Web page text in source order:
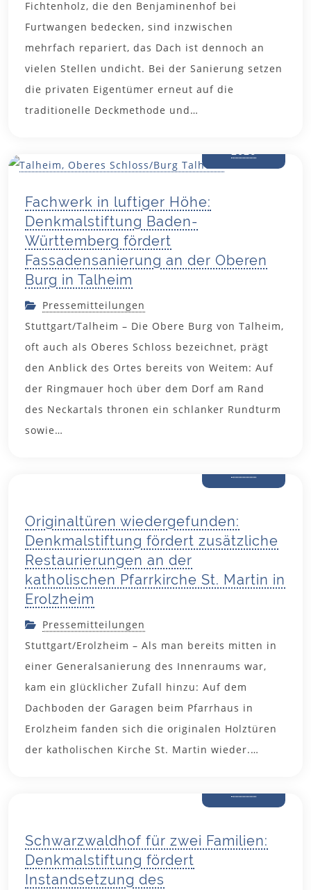
Fichtenholz, die den Benjaminenhof bei
Furtwangen bedecken, sind inzwischen
mehrfach repariert, das Dach ist dennoch an
vielen Stellen undicht. Bei der Sanierung setzen
die privaten Eigentümer erneut auf die
traditionelle Deckmethode und…
Fachwerk in luftiger Höhe:
Denkmalstiftung Baden-
Württemberg fördert
Fassadensanierung an der Oberen
Burg in Talheim
2026
Pressemitteilungen
Stuttgart/Talheim – Die Obere Burg von Talheim,
oft auch als Oberes Schloss bezeichnet, prägt
den Anblick des Ortes bereits von Weitem: Auf
der Ringmauer hoch über dem Dorf am Rand
des Neckartals thronen ein schlanker Rundturm
sowie…
Originaltüren wiedergefunden:
Denkmalstiftung fördert zusätzliche
Restaurierungen an der
katholischen Pfarrkirche St. Martin in
Erolzheim
Pressemitteilungen
Stuttgart/Erolzheim – Als man bereits mitten in
einer Generalsanierung des Innenraums war,
kam ein glücklicher Zufall hinzu: Auf dem
Dachboden der Garagen beim Pfarrhaus in
Erolzheim fanden sich die originalen Holztüren
der katholischen Kirche St. Martin wieder.…
Schwarzwaldhof für zwei Familien:
Denkmalstiftung fördert
Instandsetzung des